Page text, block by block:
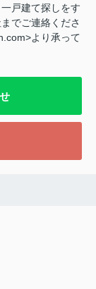
戸建て探しをす
でご連絡くださ
より承って